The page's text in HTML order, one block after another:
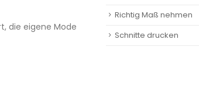
die eigene Mode
Richtig Maß nehmen
Schnitte drucken